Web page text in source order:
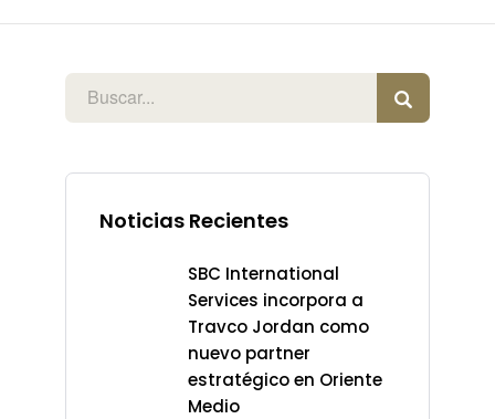
Noticias Recientes
SBC International
Services incorpora a
Travco Jordan como
nuevo partner
estratégico en Oriente
Medio